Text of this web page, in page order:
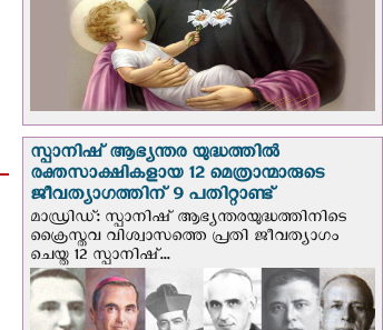
സ്പാനിഷ് ആഭ്യന്തര യുദ്ധത്തില്‍
രക്തസാക്ഷികളായ 12 മെത്രാന്മാരുടെ
ജീവത്യാഗത്തിന് 9 പതിറ്റാണ്ട്
മാഡ്രിഡ്: സ്പാനിഷ് ആഭ്യന്തരയുദ്ധത്തിനിടെ
ക്രൈസ്തവ വിശ്വാസത്തെ പ്രതി ജീവത്യാഗം
ചെയ്ത 12 സ്പാനിഷ്...